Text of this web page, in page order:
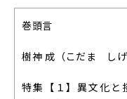
巻頭言
樹神 成（こだま しげ
特集【１】異文化と